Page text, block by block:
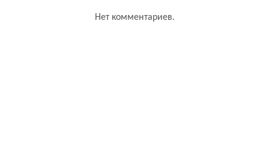
Нет комментариев.